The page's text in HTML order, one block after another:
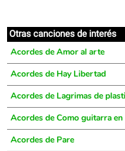
Otras canciones de interés
Acordes de Amor al arte
Acordes de Hay Libertad
Acordes de Lagrimas de
Acordes de Como guitarra en
Acordes de Pare